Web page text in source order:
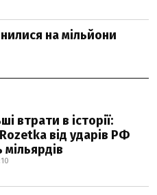
на мільйони
втрати в історії:
від ударів РФ
мільярдів